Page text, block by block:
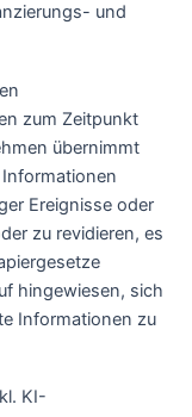
und
zum Zeitpunkt
übernimmt
Ereignisse oder
zu revidieren, es
hingewiesen, sich
Informationen zu
KI-